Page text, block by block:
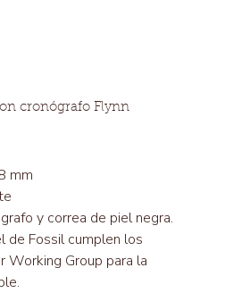
cronógrafo Flynn
mm
y correa de piel negra.
de Fossil cumplen los
Working Group para la